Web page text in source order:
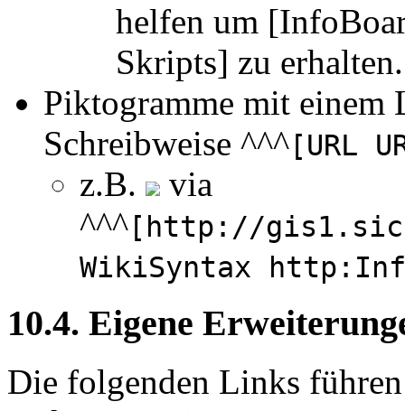
helfen um
Skripts] zu erhalten.
Piktogramme mit einem
Schreibweise ^^^[URL
z.B.
via
^^^[http://
WikiSyntax
10.4. Eigene
Die folgenden Links